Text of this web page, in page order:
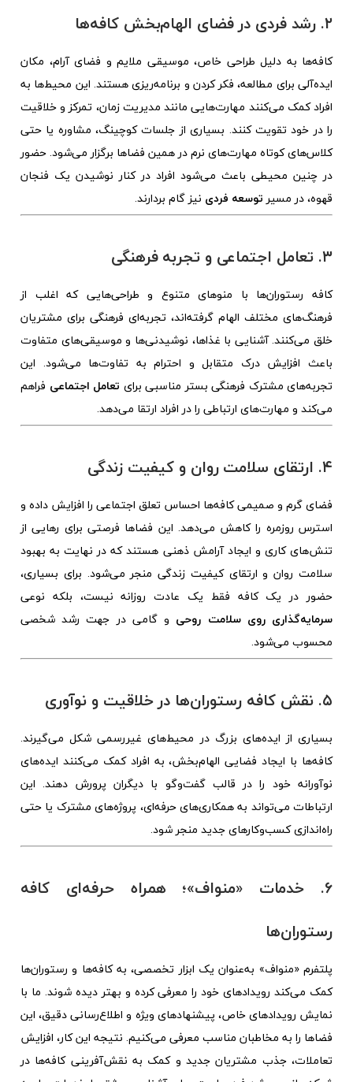
۲. رشد فردی در فضای الهام‌بخش کافه‌ها
کافه‌ها به دلیل طراحی خاص، موسیقی ملایم و فضای آرام، مکان
ایده‌آلی برای مطالعه، فکر کردن و برنامه‌ریزی هستند. این محیط‌ها به
افراد کمک می‌کنند مهارت‌هایی مانند مدیریت زمان، تمرکز و خلاقیت
را در خود تقویت کنند. بسیاری از جلسات کوچینگ، مشاوره یا حتی
کلاس‌های کوتاه مهارت‌های نرم در همین فضاها برگزار می‌شود. حضور
در چنین محیطی باعث می‌شود افراد در کنار نوشیدن یک فنجان
قهوه، در مسیرتوسعه فردی نیز گام بردارند.
۳. تعامل اجتماعی و تجربه فرهنگی
کافه‌ رستوران‌ها با منوهای متنوع و طراحی‌هایی که اغلب از
فرهنگ‌های مختلف الهام گرفته‌اند، تجربه‌ای فرهنگی برای مشتریان
خلق می‌کنند. آشنایی با غذاها، نوشیدنی‌ها و موسیقی‌های متفاوت
باعث افزایش درک متقابل و احترام به تفاوت‌ها می‌شود. این
تجربه‌های مشترک فرهنگی بستر مناسبی برای تعامل اجتماعی فراهم
می‌کند و مهارت‌های ارتباطی را در افراد ارتقا می‌دهد.
۴. ارتقای سلامت روان و کیفیت زندگی
فضای گرم و صمیمی کافه‌ها احساس تعلق اجتماعی را افزایش داده و
استرس روزمره را کاهش می‌دهد. این فضاها فرصتی برای رهایی از
تنش‌های کاری و ایجاد آرامش ذهنی هستند که در نهایت به بهبود
سلامت روان و ارتقای کیفیت زندگی منجر می‌شود. برای بسیاری،
حضور در یک کافه فقط یک عادت روزانه نیست، بلکه نوعی
سرمایه‌گذاری روی سلامت روحی و گامی در جهت رشد شخصی
محسوب می‌شود.
۵. نقش کافه‌ رستوران‌ها در خلاقیت و نوآوری
بسیاری از ایده‌های بزرگ در محیط‌های غیررسمی شکل می‌گیرند.
کافه‌ها با ایجاد فضایی الهام‌بخش، به افراد کمک می‌کنند ایده‌های
نوآورانه خود را در قالب گفت‌وگو با دیگران پرورش دهند. این
ارتباطات می‌تواند به همکاری‌های حرفه‌ای، پروژه‌های مشترک یا حتی
راه‌اندازی کسب‌وکارهای جدید منجر شود.
۶. خدمات «منواف»؛ همراه حرفه‌ای کافه‌
رستوران‌ها
پلتفرم «منواف» به‌عنوان یک ابزار تخصصی، به کافه‌ها و رستوران‌ها
کمک می‌کند رویدادهای خود را معرفی کرده و بهتر دیده شوند. ما با
نمایش رویدادهای خاص، پیشنهادهای ویژه و اطلاع‌رسانی دقیق، این
فضاها را به مخاطبان مناسب معرفی می‌کنیم. نتیجه این کار، افزایش
تعاملات، جذب مشتریان جدید و کمک به نقش‌آفرینی کافه‌ها در